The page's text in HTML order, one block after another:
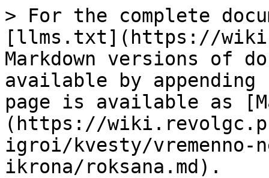
> For the complete
[llms.txt](https://
Markdown versions of
available by
page is available as
(https://
igroi/kvesty/vremenno-
ikrona/roksana.md).